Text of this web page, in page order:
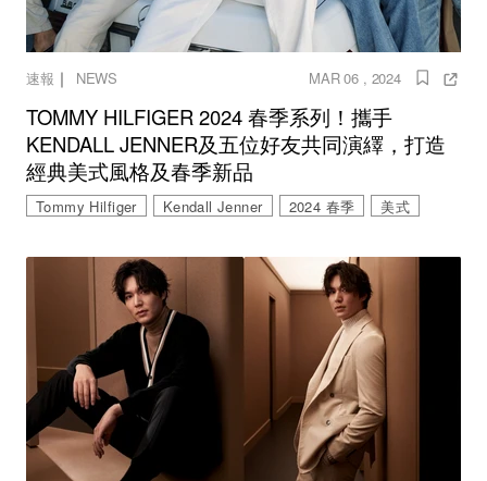
速報 ｜ NEWS MAR 06 , 2024
TOMMY HILFIGER 2024 春季系列！攜手
KENDALL JENNER及五位好友共同演繹，打造
經典美式風格及春季新品
Tommy Hilfiger Kendall Jenner 2024 春季 美式